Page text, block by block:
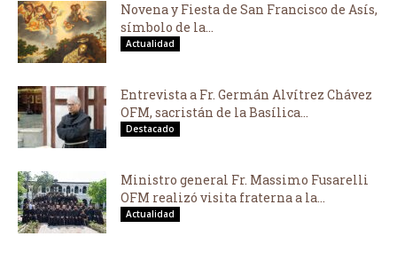
Novena y Fiesta de San Francisco de Asís,
símbolo de la...
Actualidad
Entrevista a Fr. Germán Alvítrez Chávez
OFM, sacristán de la Basílica...
Destacado
Ministro general Fr. Massimo Fusarelli
OFM realizó visita fraterna a la...
Actualidad